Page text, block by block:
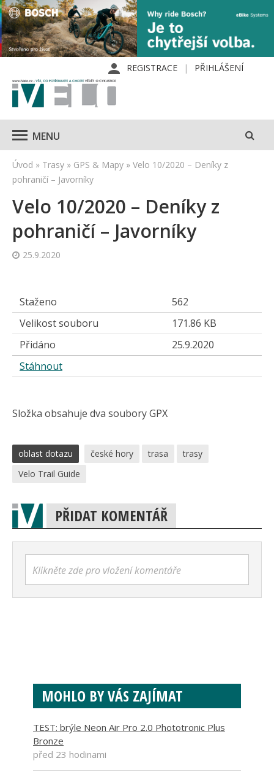
REGISTRACE PŘIHLÁŠENÍ
MENU
Úvod » Trasy » GPS & Mapy » Velo 10/2020 – Deníky z
pohraničí – Javorníky
Velo 10/2020 – Deníky z
pohraničí – Javorníky
25.9.2020
Staženo
562
Velikost souboru
171.86 KB
Přidáno
25.9.2020
Stáhnout
Složka obsahuje dva soubory GPX
oblast dotazu české hory trasa
trasy
Velo Trail Guide
PŘIDAT KOMENTÁŘ
Klikněte zde pro vložení komentáře
MOHLO BY VÁS ZAJÍMAT
TEST: brýle Neon Air Pro 2.0 Phototronic Plus
Bronze
před 23 hodinami